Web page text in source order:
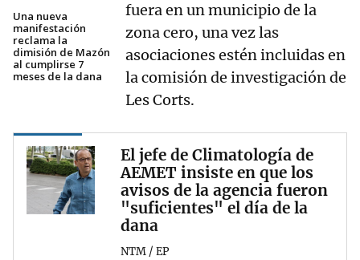
Una nueva
manifestación
reclama la
dimisión de Mazón
al cumplirse 7
meses de la dana
fuera en un municipio de la
zona cero, una vez las
asociaciones estén incluidas en
la comisión de investigación de
Les Corts.
El jefe de Climatología de
AEMET insiste en que los
avisos de la agencia fueron
"suficientes" el día de la
dana
NTM / EP